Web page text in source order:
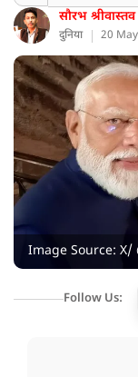
सौरभ श्रीवास्तव
दुनिया 20
Image Source:
Follow Us: